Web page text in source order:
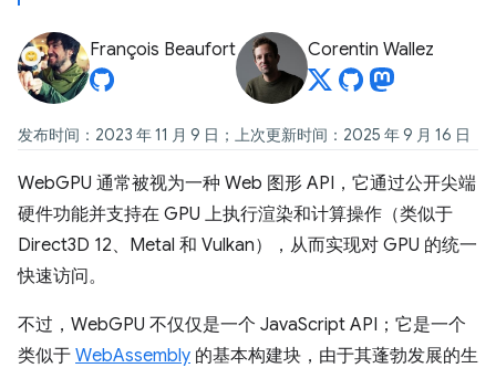
François Beaufort Corentin Wallez
发布时间：2023 年 11 月 9 日；上次更新时间：2025 年 9 月 16 日
WebGPU 通常被视为一种 Web 图形 API，它通过公开尖端
硬件功能并支持在 GPU 上执行渲染和计算操作（类似于
Direct3D 12、Metal 和 Vulkan），从而实现对 GPU 的统一
快速访问。
不过，WebGPU 不仅仅是一个 JavaScript API；它是一个
类似于 WebAssembly 的基本构建块，由于其蓬勃发展的生